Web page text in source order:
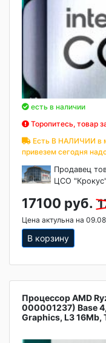
есть в наличии
Торопитесь, товар
Есть В НАЛИЧИИ в
привезем сегодня
Продавец
ЦСО
17100 руб.
Цена актульна на
В корзину
Процессор AMD
000001237) Base
Graphics, L3 16Mb,